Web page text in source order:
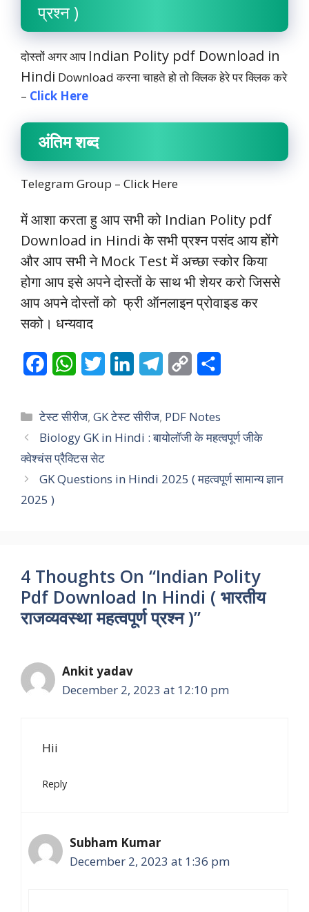
प्रश्न )
दोस्तों अगर आप Indian Polity pdf Download in
Hindi Download करना चाहते हो तो क्लिक हेरे पर क्लिक करे
– Click Here
अंतिम शब्द
Telegram Group – Click Here
में आशा करता हु आप सभी को Indian Polity pdf
Download in Hindi के सभी प्रश्न पसंद आय होंगे
और आप सभी ने Mock Test में अच्छा स्कोर किया
होगा आप इसे अपने दोस्तों के साथ भी शेयर करो जिससे
आप अपने दोस्तों को फ्री ऑनलाइन प्रोवाइड कर
सको। धन्यवाद
c
e
b
o
o
W
a
t
s
A
i
t
e
n
k
d
e
r
p
y
i
r
Categories
टेस्ट सीरीज,GK टेस्ट सीरीज, PDF Notes
Biology GK in Hindi : बायोलॉजी के महत्वपूर्ण जीके
क्वेश्चंस प्रैक्टिस सेट
GK Questions in Hindi 2025 ( महत्वपूर्ण सामान्य ज्ञान
2025 )
4 Thoughts On “Indian Polity
Pdf Download In Hindi ( भारतीय
राजव्यवस्था महत्वपूर्ण प्रश्न )”
Ankit yadav
December 2, 2023 at 12:10 pm
Hii
Reply
Subham Kumar
December 2, 2023 at 1:36 pm